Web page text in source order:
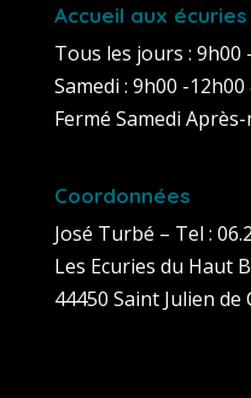
Accueil aux écuries
Tous les jours : 9h00
Samedi : 9h00 -
Fermé Samedi
Coordonnées
José Turbé – Tel :
Les Ecuries du Haut
44450 Saint Julien de